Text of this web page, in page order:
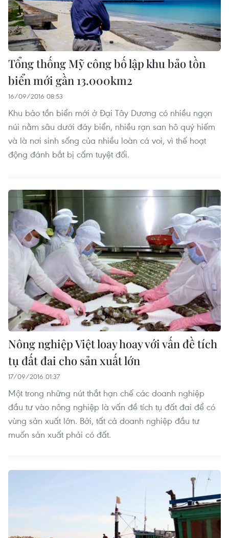
Tổng thống Mỹ công bố lập khu bảo tồn
biển mới gần 13.000km2
16/09/2016 08:53
Khu bảo tồn biển mới ở Đại Tây Dương có nhiều ngọn
núi nằm sâu dưới đáy biển, nhiều rạn san hô quý hiếm
và là nơi sinh sống của nhiều loàn cá voi, vì thế hoạt
động đánh bắt bị cấm tuyệt đối.
Nông nghiệp Việt loay hoay với vấn đề tích
tụ đất đai cho sản xuất lớn
17/09/2016 01:37
Một trong những nút thắt hạn chế các doanh nghiệp
đầu tư vào nông nghiệp là vấn đề tích tụ đất đai để có
vùng sản xuất lớn. Bởi, tất cả doanh nghiệp đầu tư
muốn sản xuất phải có đất.